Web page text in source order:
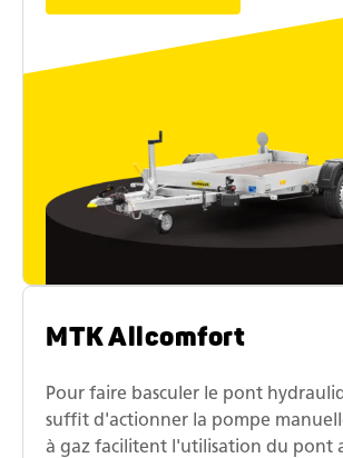
MTK Allcomfort
Pour faire basculer le pont
suffit d'actionner la pompe
à gaz facilitent l'utilisation du pont